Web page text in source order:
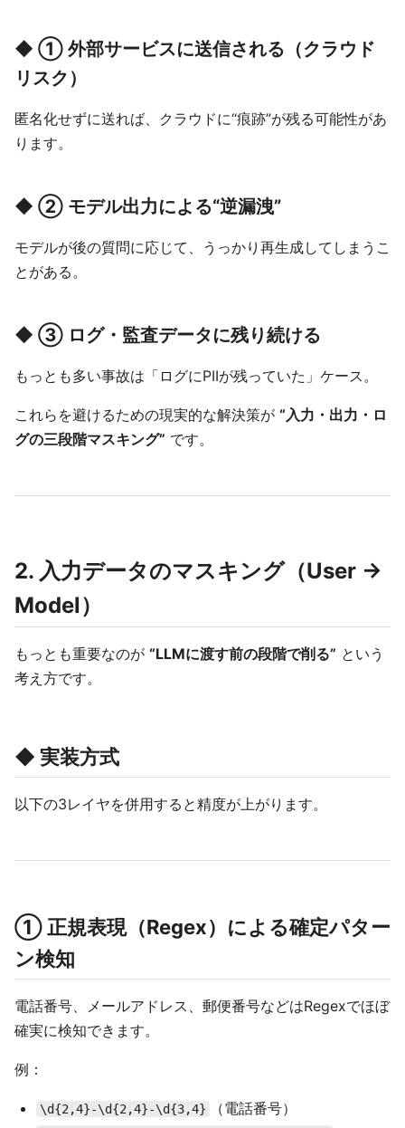
◆ ① 外部サービスに送信される（クラウド
リスク）
匿名化せずに送れば、クラウドに“痕跡”が残る可能性があ
ります。
◆ ② モデル出力による“逆漏洩”
モデルが後の質問に応じて、うっかり再生成してしまうこ
とがある。
◆ ③ ログ・監査データに残り続ける
もっとも多い事故は「ログにPIIが残っていた」ケース。
これらを避けるための現実的な解決策が “入力・出力・ロ
グの三段階マスキング” です。
2. 入力データのマスキング（User →
Model）
もっとも重要なのが “LLMに渡す前の段階で削る” という
考え方です。
◆ 実装方式
以下の3レイヤを併用すると精度が上がります。
① 正規表現（Regex）による確定パター
ン検知
電話番号、メールアドレス、郵便番号などはRegexでほぼ
確実に検知できます。
例：
\d{2,4}-\d{2,4}-\d{3,4} （電話番号）